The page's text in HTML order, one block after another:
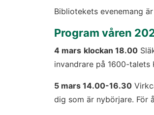
Bibliotekets evenemang
Program våren
4 mars klockan 18.00
invandrare på 1600-talets
5 mars 14.00-16.30
dig som är nybörjare. För